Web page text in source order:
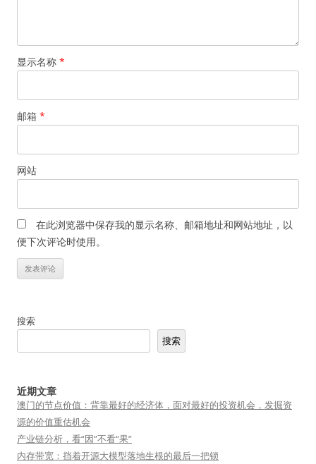
显示名称 *
邮箱 *
网站
在此浏览器中保存我的显示名称、邮箱地址和网站地址，以
便下次评论时使用。
搜索
搜索
近期文章
澳门的节点价值：背靠最好的经济体，面对最好的投资机会，发掘资
源的价值重估机会
产业链分析，看“因”不看“果”
内存带宽：挡着开源大模型落地生根的最后一把锁